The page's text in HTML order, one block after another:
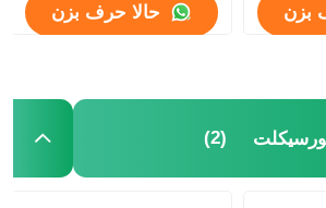
بزن حالا حرف بزن
(2)